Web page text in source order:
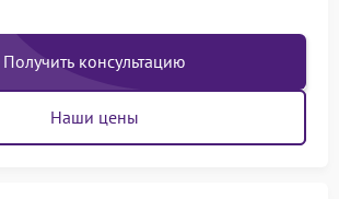
Получить консультацию
Наши цены